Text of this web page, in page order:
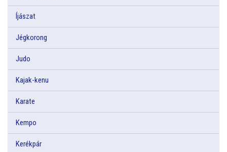
Íjászat
Jégkorong
Judo
Kajak-kenu
Karate
Kempo
Kerékpár